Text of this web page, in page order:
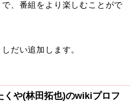
、番組をより楽しむことがで
だい追加します。
や(林田拓也)のwikiプロフ